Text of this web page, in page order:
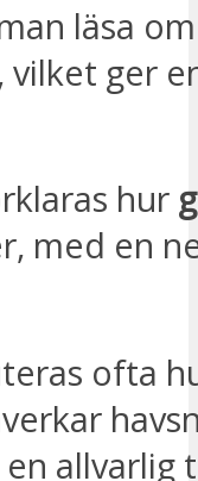
läsa
ger
hur
med en
ofta
allvarlig